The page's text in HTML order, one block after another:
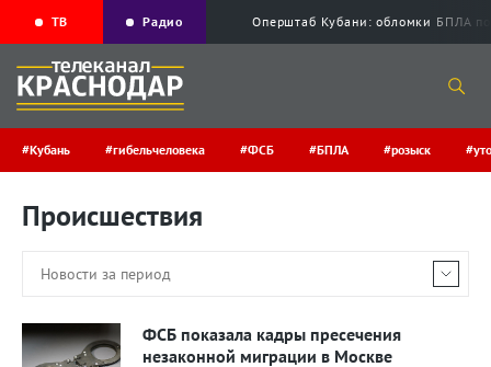
ТВ Радио Оперштаб Кубани: обломки БПЛА
#Кубань #гибельчеловека #ФСБ #БПЛА #розыск
Происшествия
ФСБ показала кадры пресечения
незаконной миграции в Москве